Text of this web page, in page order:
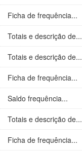
Ficha de frequência...
Totais e descrição de...
Totais e descrição de...
Ficha de frequência...
Saldo frequência...
Totais e descrição de...
Ficha de frequência...